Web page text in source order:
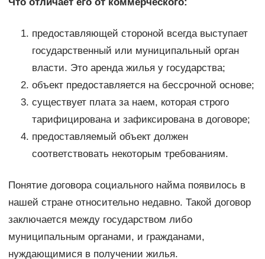
Что отличает его от коммерческого:
предоставляющей стороной всегда выступает
государственный или муниципальный орган
власти. Это аренда жилья у государства;
объект предоставляется на бессрочной основе;
существует плата за наем, которая строго
тарифицирована и зафиксирована в договоре;
предоставляемый объект должен
соответствовать некоторым требованиям.
Понятие договора социального найма появилось в
нашей стране относительно недавно. Такой договор
заключается между государством либо
муниципальным органами, и гражданами,
нуждающимися в получении жилья.